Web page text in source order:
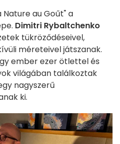
Nature au Goűt" a
Dimitri Rybaltchenko
tükröződéseivel,
méreteivel játszanak.
ember ezer ötlettel és
világában találkoztak
nagyszerű
ki.